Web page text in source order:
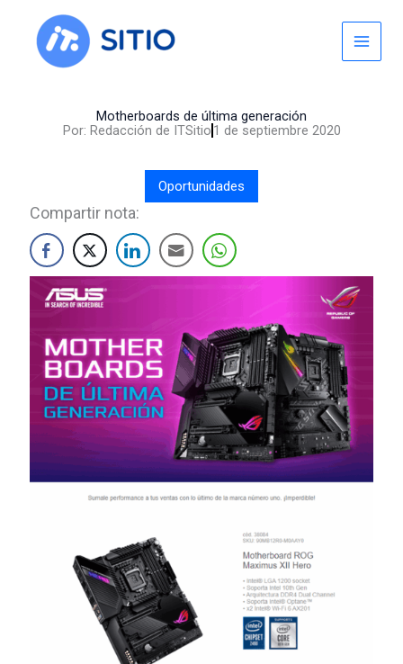
content
Motherboards de última generación
Por: Redacción de ITSitio 1 de septiembre 2020
Oportunidades
Compartir nota: